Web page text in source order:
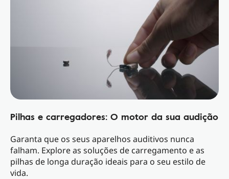
Pilhas e carregadores: O motor da sua audição
Garanta que os seus aparelhos auditivos nunca
falham. Explore as soluções de carregamento e as
pilhas de longa duração ideais para o seu estilo de
vida.